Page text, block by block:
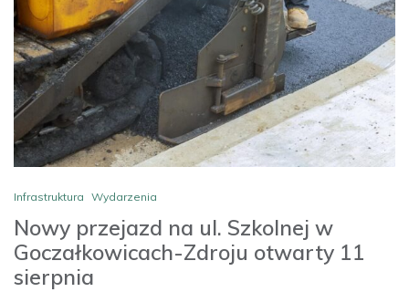
Infrastruktura Wydarzenia
Nowy przejazd na ul. Szkolnej w
Goczałkowicach-Zdroju otwarty 11
sierpnia